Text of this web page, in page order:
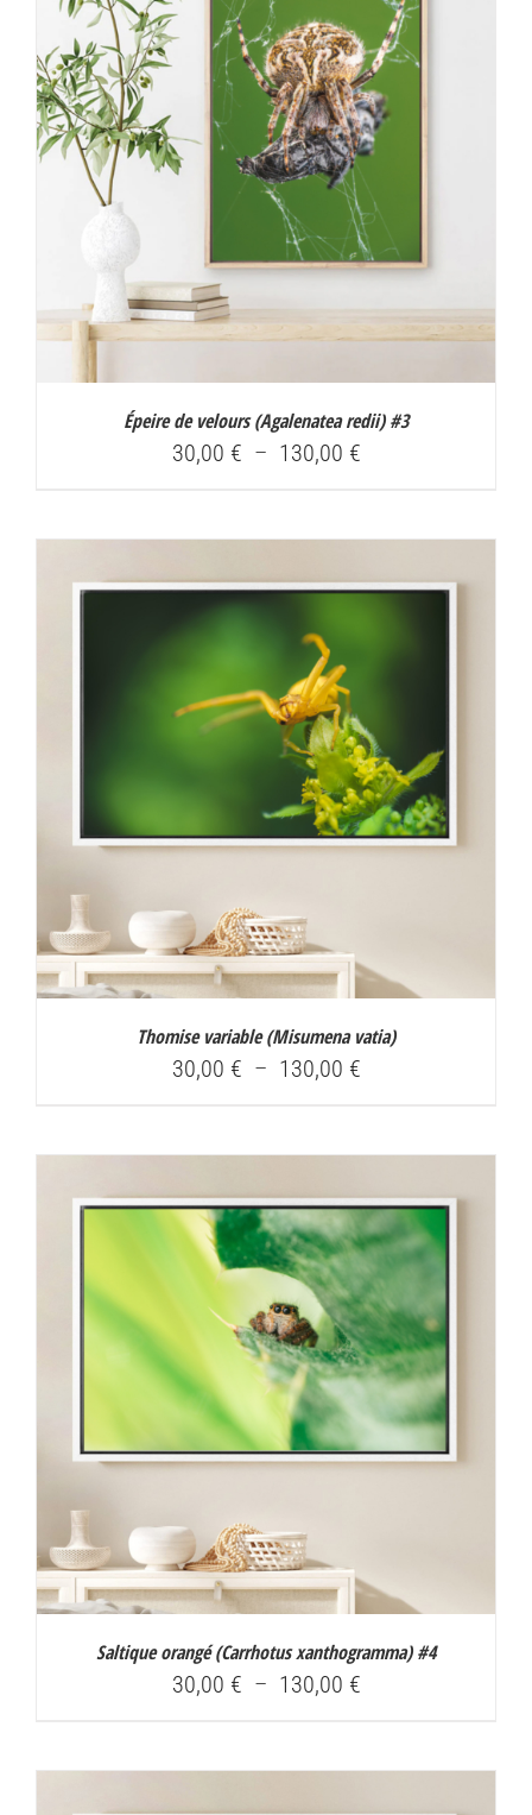
130,00 €
Épeire de velours (Agalenatea redii) #3
30,00 € – 130,00 €Plage
à
Thomise variable (Misumena vatia)
30,00 € – 130,00 €Plage
à
130,00 €
Saltique orangé (Carrhotus xanthogramma) #4
30,00 € – 130,00 €Plage